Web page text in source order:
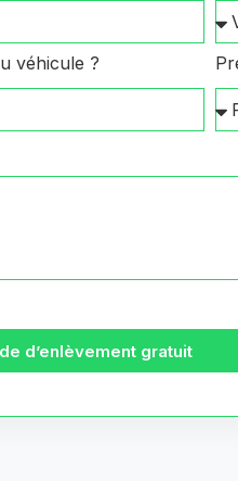
véhicule ?
d’enlèvement gratuit